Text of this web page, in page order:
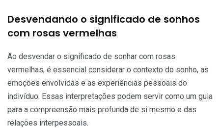
Desvendando o significado de sonhos
com rosas vermelhas
Ao desvendar o significado de sonhar com rosas
vermelhas, é essencial considerar o contexto do sonho, as
emoções envolvidas e as experiências pessoais do
indivíduo. Essas interpretações podem servir como um guia
para a compreensão mais profunda de si mesmo e das
relações interpessoais.